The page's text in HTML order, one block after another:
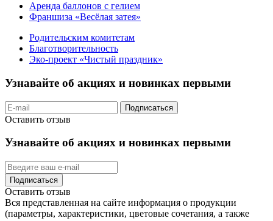
Аренда баллонов с гелием
Франшиза «Весёлая затея»
Родительским комитетам
Благотворительность
Эко-проект «Чистый праздник»
Узнавайте об акциях и новинках первыми
Подписаться
Оставить отзыв
Узнавайте об акциях и новинках первыми
Подписаться
Оставить отзыв
Вся представленная на сайте информация о продукции
(параметры, характеристики, цветовые сочетания, а также